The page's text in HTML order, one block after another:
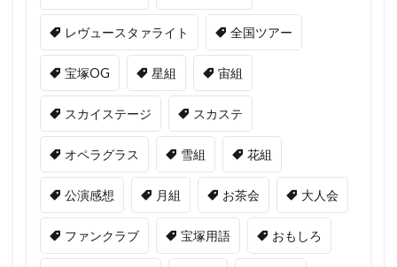
レヴュースタァライト 全国ツアー
宝塚OG 星組 宙組
スカイステージ スカステ
オペラグラス 雪組 花組
公演感想 月組 お茶会 大人会
ファンクラブ 宝塚用語 おもしろ